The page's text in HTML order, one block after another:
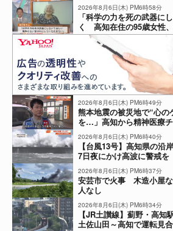
2026年8月6日(木) PM6時58分
「科学の力を死の武器に
く 高知在住の95歳女性
い
2026年8月6日(木) PM6時49分
熊本地震の被災地で“心の
を…」高知から精神医療
2026年8月6日(木) PM6時40分
【台風13号】高知県の沿
7日夜にかけ高波に警戒を
2026年8月6日(木) PM6時37分
安芸市で火事 木造小屋
人なし
2026年8月6日(木) PM6時34分
【JR土讃線】薊野・高
土佐山田～高知で運転見